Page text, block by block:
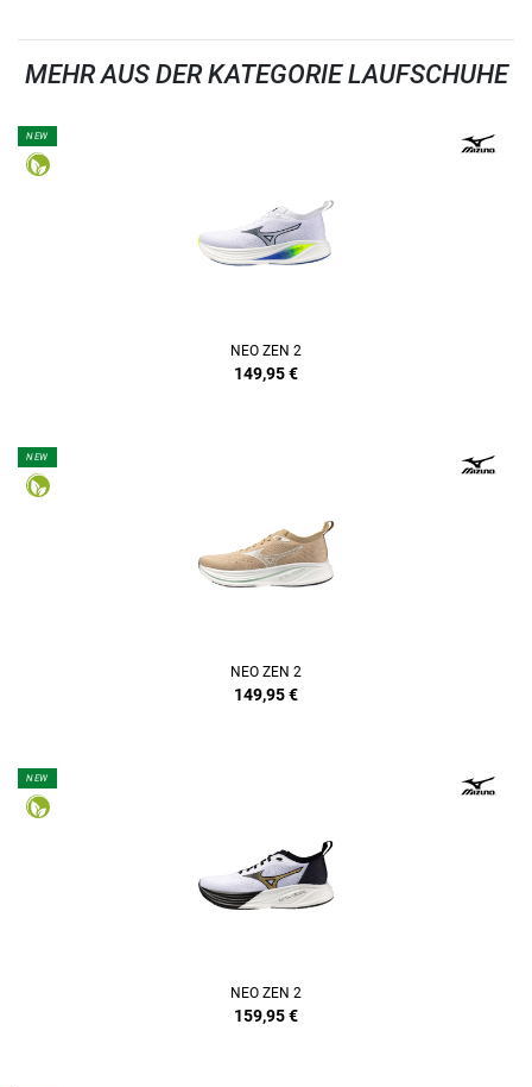
MEHR AUS DER KATEGORIE LAUFSCHUHE
NEW
NEO ZEN 2
149,95€
NEW
NEO ZEN 2
149,95€
NEW
NEO ZEN 2
159,95€